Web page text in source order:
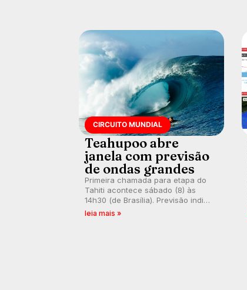
CIRCUITO MUNDIAL
Teahupoo abre
janela com previsão
de ondas grandes
Primeira chamada para etapa do
Tahiti acontece sábado (8) às
14h30 (de Brasília). Previsão indica
swell consistente. Medina
leia mais »